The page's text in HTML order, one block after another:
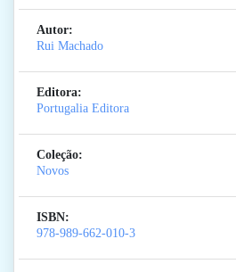
Autor:
Rui Machado
Editora:
Portugalia Editora
Coleção:
Novos
ISBN:
978-989-662-010-3